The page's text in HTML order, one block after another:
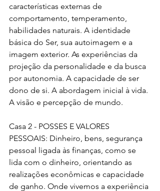
características externas de
comportamento, temperamento,
habilidades naturais. A identidade
básica do Ser, sua autoimagem e a
imagem exterior. As experiências da
projeção da personalidade e da busca
por autonomia. A capacidade de ser
dono de si. A abordagem inicial à vida.
A visão e percepção de mundo.
Casa 2 - POSSES E VALORES
PESSOAIS: Dinheiro, bens, segurança
pessoal ligada às finanças, como se
lida com o dinheiro, orientando as
realizações econômicas e capacidade
de ganho. Onde vivemos a experiência